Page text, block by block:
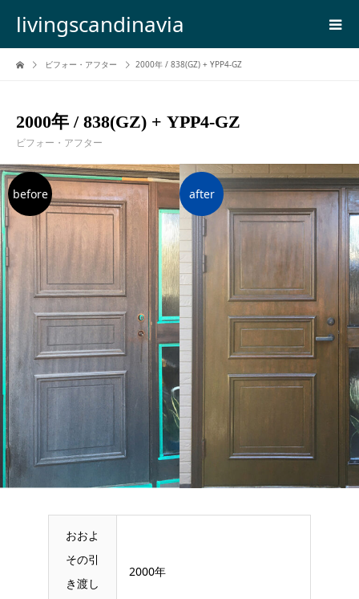
livingscandinavia
ビフォー・アフター 2000年 / 838(GZ) + YPP4-GZ
2000年 / 838(GZ) + YPP4-GZ
ビフォー・アフター
おおよ
その引
き渡し
2000年